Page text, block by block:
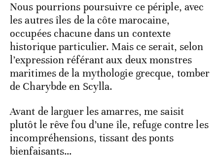
Nous pourrions poursuivre ce périple, avec
les autres îles de la côte marocaine,
occupées chacune dans un contexte
historique particulier. Mais ce serait, selon
l’expression référant aux deux monstres
maritimes de la mythologie grecque, tomber
de Charybde en Scylla.
Avant de larguer les amarres, me saisit
plutôt le rêve fou d’une île, refuge contre les
incompréhensions, tissant des ponts
bienfaisants…